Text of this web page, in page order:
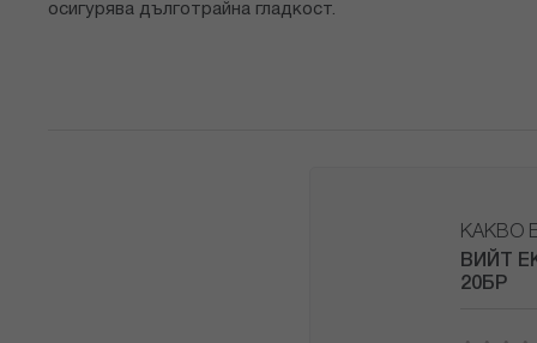
осигурява дълготрайна гладкост.
КАКВО
ВИЙТ
20БР